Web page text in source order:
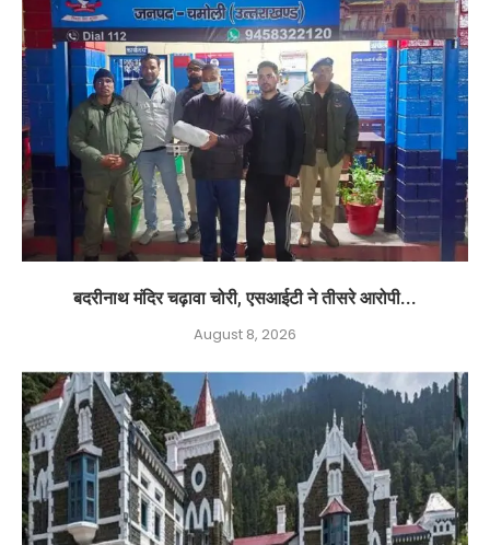
बदरीनाथ मंदिर चढ़ावा चोरी, एसआईटी ने तीसरे आरोपी...
August 8, 2026